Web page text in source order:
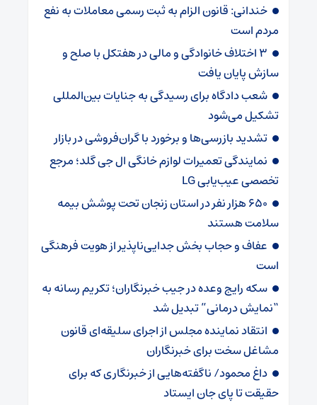
خندانی: قانون الزام به ثبت رسمی معاملات به نفع
مردم است
۳ اختلاف خانوادگی و مالی در هفتکل با صلح و
سازش پایان یافت
شعب دادگاه برای رسیدگی به جنایات بین‌المللی
تشکیل می‌شود
تشدید بازرسی‌ها و برخورد با گران‌فروشی در بازار
نمایندگی تعمیرات لوازم خانگی ال جی گلد؛ مرجع
تخصصی عیب‌یابی LG
۶۵۰ هزار نفر در استان زنجان تحت پوشش بیمه
سلامت هستند
عفاف و حجاب بخش جدایی‌ناپذیر از هویت فرهنگی
است
سکه رایج وعده در جیب خبرنگاران؛ تکریم رسانه به
“نمایش درمانی” تبدیل شد
انتقاد نماینده مجلس از اجرای سلیقه‌ای قانون
مشاغل سخت برای خبرنگاران
داغ محمود/ ناگفته‌هایی از خبرنگاری که برای
حقیقت تا پای جان ایستاد‌‌